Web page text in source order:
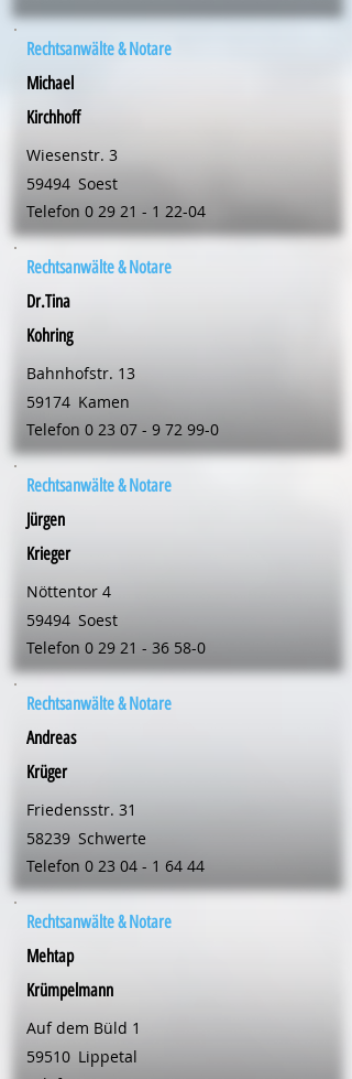
Rechtsanwälte & Notare
Michael
Kirchhoff
Wiesenstr. 3
59494 Soest
Telefon 0 29 21 - 1 22-04
Rechtsanwälte & Notare
Dr.Tina
Kohring
Bahnhofstr. 13
59174 Kamen
Telefon 0 23 07 - 9 72 99-0
Rechtsanwälte & Notare
Jürgen
Krieger
Nöttentor 4
59494 Soest
Telefon 0 29 21 - 36 58-0
Rechtsanwälte & Notare
Andreas
Krüger
Friedensstr. 31
58239 Schwerte
Telefon 0 23 04 - 1 64 44
Rechtsanwälte & Notare
Mehtap
Krümpelmann
Auf dem Büld 1
59510 Lippetal